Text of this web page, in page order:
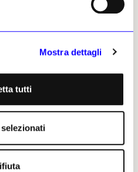
Mostra dettagli
tutti
tematiche anticipano la
uniscono nuove
così piattaforma
il futuro dell’arte.